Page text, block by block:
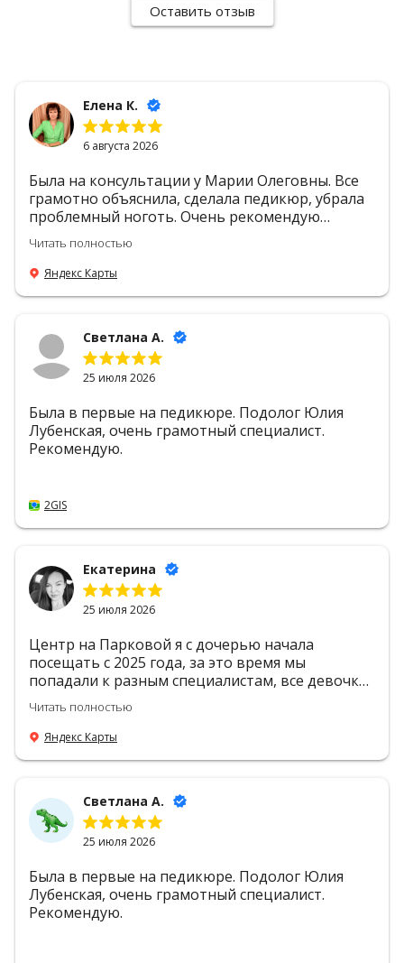
Оставить отзыв
Елена К.
6 августа 2026
Была на консультации у Марии Олеговны. Все
грамотно объяснила, сделала педикюр, убрала
проблемный ноготь. Очень рекомендую
данный центр!
Читать полностью
Яндекс Карты
Светлана А.
25 июля 2026
Была в первые на педикюре. Подолог Юлия
Лубенская, очень грамотный специалист.
Рекомендую.
2GIS
Екатерина
25 июля 2026
Центр на Парковой я с дочерью начала
посещать с 2025 года, за это время мы
попадали к разным специалистам, все девочки
умнички, профессионалы своего дела, очень
вежливые, давали профессиональные советы.
Но особенно хочу отметить Анну Бровченко,
Читать полностью
Яндекс Карты
Светлана А.
25 июля 2026
Была в первые на педикюре. Подолог Юлия
Лубенская, очень грамотный специалист.
Рекомендую.